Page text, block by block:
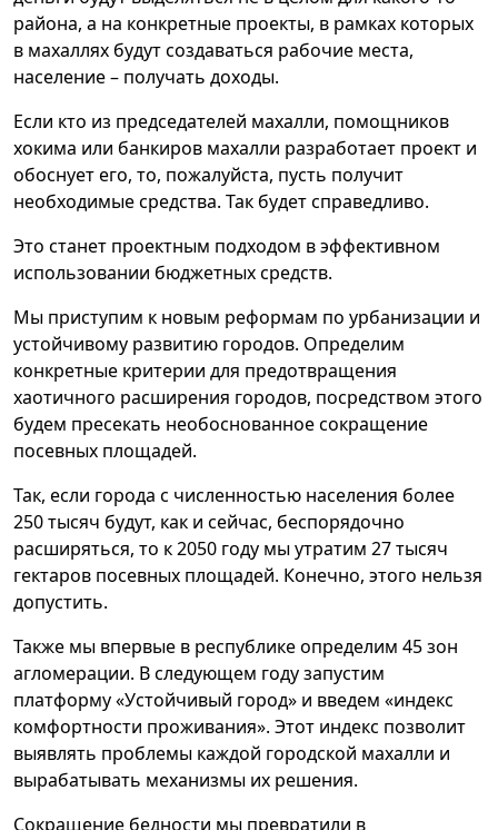
района, а на конкретные проекты, в рамках которых
в махаллях будут создаваться рабочие места,
население – получать доходы.
Если кто из председателей махалли, помощников
хокима или банкиров махалли разработает проект и
обоснует его, то, пожалуйста, пусть получит
необходимые средства. Так будет справедливо.
Это станет проектным подходом в эффективном
использовании бюджетных средств.
Мы приступим к новым реформам по урбанизации и
устойчивому развитию городов. Определим
конкретные критерии для предотвращения
хаотичного расширения городов, посредством этого
будем пресекать необоснованное сокращение
посевных площадей.
Так, если города с численностью населения более
250 тысяч будут, как и сейчас, беспорядочно
расширяться, то к 2050 году мы утратим 27 тысяч
гектаров посевных площадей. Конечно, этого нельзя
допустить.
Также мы впервые в республике определим 45 зон
агломерации. В следующем году запустим
платформу «Устойчивый город» и введем «индекс
комфортности проживания». Этот индекс позволит
выявлять проблемы каждой городской махалли и
вырабатывать механизмы их решения.
Сокращение бедности мы превратили в